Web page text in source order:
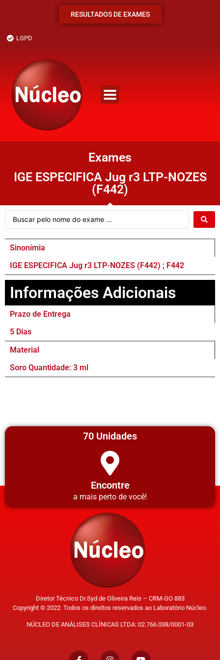
RESULTADOS DE EXAMES
LGPD
Exames
IGE ESPECIFICA Jug r3 LTP-NOZES
(F442)
Sinonímia
IGE ESPECIFICA Jug r3 LTP-NOZES (F442) ; F442
Informações Adicionais
Prazo de Entrega
5 Dias
Material
Soro Quantidade: 3 ml
70 Unidades
Encontre
a mais perto de você!
Diretor Técnico Dr.Syd de Oliveira Reis – CRM-GO 883
Copyright © 2022. Todos os direitos reservados ao Laboratório Núcleo.
NÚCLEO DE ANÁLISES CLÍNICAS LTDA: 02.766.038/0001-03